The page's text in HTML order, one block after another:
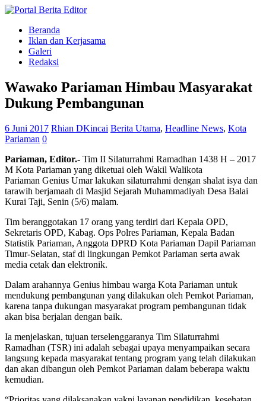
Beranda
Iklan dan Kerjasama
Galeri
Redaksi
Wawako Pariaman Himbau Masyarakat
Dukung Pembangunan
6 Juni 2017 Rhian DKincai Berita Utama, Headline News, Kota
Pariaman 0
Pariaman, Editor.- Tim II Silaturrahmi Ramadhan 1438 H – 2017
M Kota Pariaman yang diketuai oleh Wakil Walikota
Pariaman Genius Umar lakukan silaturrahmi dengan shalat isya dan
tarawih berjamaah di Masjid Sejarah Muhammadiyah Desa Balai
Kurai Taji, Senin (5/6) malam.
Tim beranggotakan 17 orang yang terdiri dari Kepala OPD,
Sekretaris OPD, Kabag. Ops Polres Pariaman, Kepala Badan
Statistik Pariaman, Anggota DPRD Kota Pariaman Dapil Pariaman
Timur-Selatan, staf di lingkungan Pemkot Pariaman serta awak
media cetak dan elektronik.
Dalam arahannya Genius himbau warga Kota Pariaman untuk
mendukung pembangunan yang dilakukan oleh Pemkot Pariaman,
karena tanpa dukungan masyarakat program pembangunan tidak
akan bisa berjalan dengan baik.
Ia menjelaskan, tujuan terselenggaranya Tim Silaturrahmi
Ramadhan (TSR) ini adalah sebagai upaya menyampaikan secara
langsung kepada masyarakat tentang program yang telah dilakukan
dan akan dibangun oleh Pemkot Pariaman dalam beberapa waktu
kemudian.